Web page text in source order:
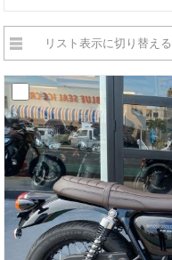
リスト表示に切り替える